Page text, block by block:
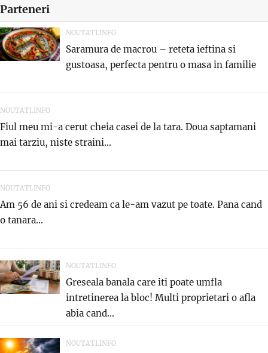
Parteneri
NOUTATI.INFO
Saramura de macrou – reteta ieftina si
gustoasa, perfecta pentru o masa in familie
NOUTATI.INFO
Fiul meu mi-a cerut cheia casei de la tara. Doua saptamani
mai tarziu, niste straini...
NOUTATI.INFO
Am 56 de ani si credeam ca le-am vazut pe toate. Pana cand
o tanara...
NOUTATI.INFO
Greseala banala care iti poate umfla
intretinerea la bloc! Multi proprietari o afla
abia cand...
NOUTATI.INFO